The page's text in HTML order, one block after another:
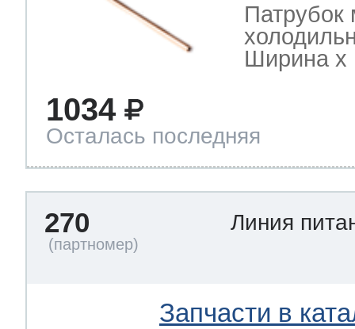
Патрубок
Ширина х
1034
Осталась последняя
270 Линия
Запчасти в